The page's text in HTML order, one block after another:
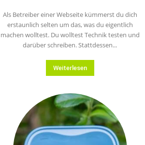
Als Betreiber einer Webseite kümmerst du dich
erstaunlich selten um das, was du eigentlich
machen wolltest. Du wolltest Technik testen und
darüber schreiben. Stattdessen...
Weiterlesen